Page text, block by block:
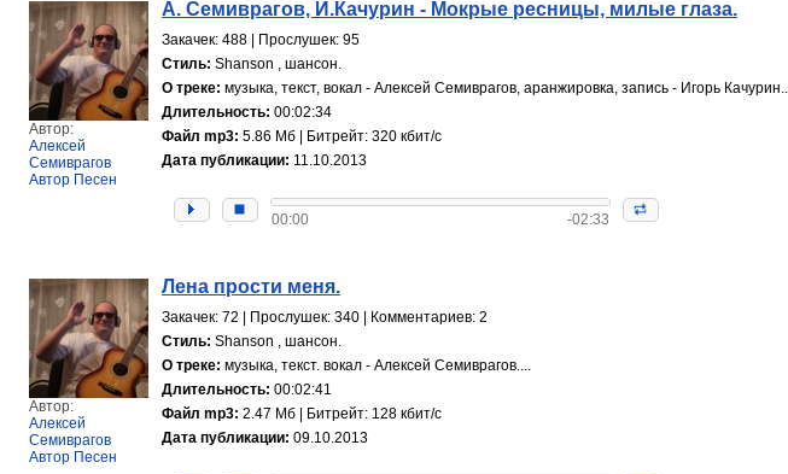
Автор:
Алексей
Семиврагов
Автор Песен
А. Семиврагов, И.Качурин - Мокрые ресницы, милые глаза.
Закачек: 488 | Прослушек: 95
Стиль: Shanson , шансон.
О треке: музыка, текст, вокал - Алексей Семиврагов, аранжировка, запись - Игорь Качурин....
Длительность: 00:02:34
Файл mp3: 5.86 Мб | Битрейт: 320 кбит/с
Дата публикации: 11.10.2013
00:00 -02:33
Автор:
Алексей
Семиврагов
Автор Песен
Лена прости меня.
Закачек: 72 | Прослушек: 340 | Комментариев: 2
Стиль: Shanson , шансон.
О треке: музыка, текст. вокал - Алексей Семиврагов....
Длительность: 00:02:41
Файл mp3: 2.47 Мб | Битрейт: 128 кбит/с
Дата публикации: 09.10.2013